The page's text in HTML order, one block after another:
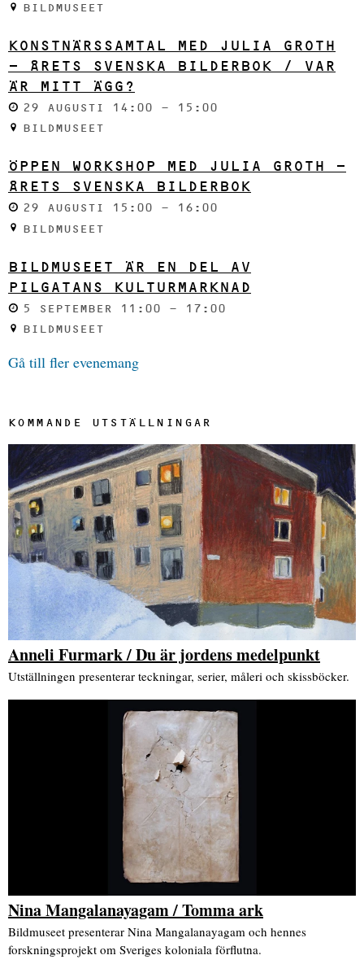
BILDMUSEET
KONSTNÄRSSAMTAL MED JULIA GROTH
- ÅRETS SVENSKA BILDERBOK / VAR
ÄR MITT ÄGG?
29 AUGUSTI 14:00 - 15:00
BILDMUSEET
ÖPPEN WORKSHOP MED JULIA GROTH -
ÅRETS SVENSKA BILDERBOK
29 AUGUSTI 15:00 - 16:00
BILDMUSEET
BILDMUSEET ÄR EN DEL AV
PILGATANS KULTURMARKNAD
5 SEPTEMBER 11:00 - 17:00
BILDMUSEET
Gå till fler evenemang
KOMMANDE UTSTÄLLNINGAR
Anneli Furmark / Du är jordens medelpunkt
Utställningen presenterar teckningar, serier, måleri och skissböcker.
Nina Mangalanayagam / Tomma ark
Bildmuseet presenterar Nina Mangalanayagam och hennes
forskningsprojekt om Sveriges koloniala förflutna.